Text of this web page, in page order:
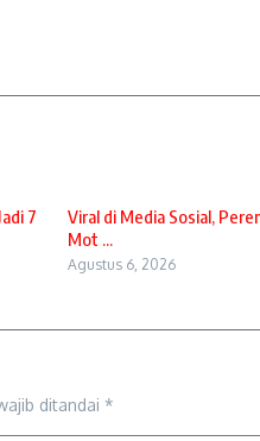
7
Viral di Media Sosial,
Mot ...
Agustus 6, 2026
ditandai *